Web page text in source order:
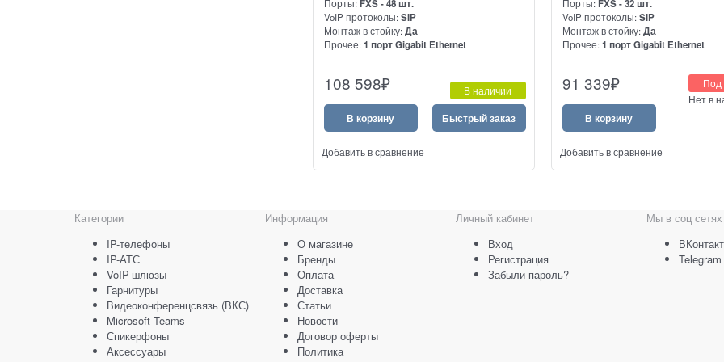
Порты:FXS - 48 шт.
VoIP протоколы:SIP
Монтаж в стойку:Да
Прочее:1 порт Gigabit Ethernet
VoIP шлюз на 48 портов FXS
108 598₽ В наличии
В корзину Быстрый заказ
Добавить в сравнение
Порты:FXS - 32 шт.
VoIP протоколы:SIP
Монтаж в стойку:Да
Прочее:1 порт Gigabit Ethernet
Высокопроизводительный
VoIP шлюз на 32 порта FXS
91 339₽
Под
Нет в
В корзину
Добавить в сравнение
Категории
IP-телефоны
IP-АТС
VoIP-шлюзы
Гарнитуры
Видеоконференцсвязь (ВКС)
Microsoft Teams
Спикерфоны
Аксессуары
Информация
О магазине
Бренды
Оплата
Доставка
Статьи
Новости
Договор оферты
Политика
Личный кабинет
Вход
Регистрация
Забыли пароль?
Мы в соц сетях
Telegram